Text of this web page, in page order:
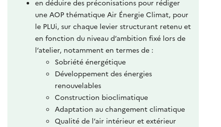
en déduire des préconisations pour rédiger
une AOP thématique Air Énergie Climat, pour
le PLUi, sur chaque levier structurant retenu et
en fonction du niveau d’ambition fixé lors de
l’atelier, notamment en termes de :
Sobriété énergétique
Développement des énergies
renouvelables
Construction bioclimatique
Adaptation au changement climatique
Qualité de l’air intérieur et extérieur